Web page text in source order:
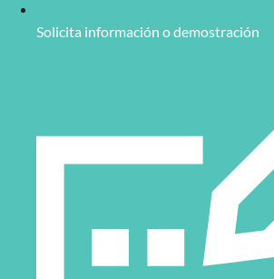
Solicita información o demostración